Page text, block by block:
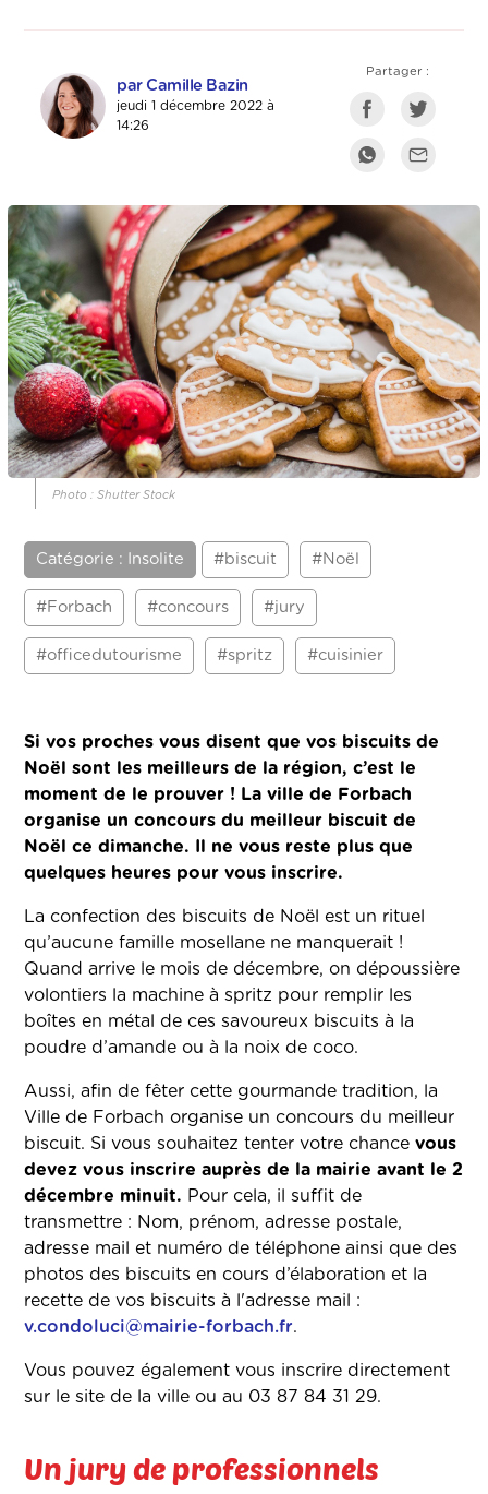
par Camille Bazin
jeudi 1 décembre 2022 à
14:26
Partager :
Photo : Shutter Stock
Catégorie : Insolite #biscuit #Noël
#Forbach #concours #jury
#officedutourisme #spritz #cuisinier
Si vos proches vous disent que vos biscuits de
Noël sont les meilleurs de la région, c’est le
moment de le prouver ! La ville de Forbach
organise un concours du meilleur biscuit de
Noël ce dimanche. Il ne vous reste plus que
quelques heures pour vous inscrire.
La confection des biscuits de Noël est un rituel
qu’aucune famille mosellane ne manquerait !
Quand arrive le mois de décembre, on dépoussière
volontiers la machine à spritz pour remplir les
boîtes en métal de ces savoureux biscuits à la
poudre d’amande ou à la noix de coco.
Aussi, afin de fêter cette gourmande tradition, la
Ville de Forbach organise un concours du meilleur
biscuit. Si vous souhaitez tenter votre chancevous
devez vous inscrire auprès de la mairie avant le 2
décembre minuit. Pour cela, il suffit de
transmettre : Nom, prénom, adresse postale,
adresse mail et numéro de téléphone ainsi que des
photos des biscuits en cours d’élaboration et la
recette de vos biscuits à l'adresse mail :
v.condoluci@mairie-forbach.fr.
Vous pouvez également vous inscrire directement
sur le site de la ville ou au 03 87 84 31 29.
Un jury de professionnels